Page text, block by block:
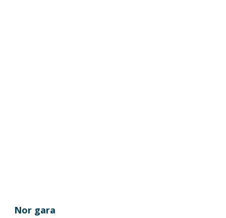
Nor gara